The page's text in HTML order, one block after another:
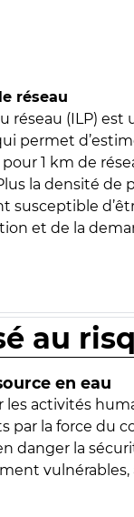
réseau
réseau (ILP)
permet
1 km de
la densité de
susceptible
et de la
au
en eau
activités
par la force du
danger la
vulnérables,